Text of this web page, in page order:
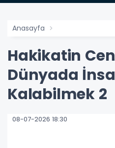
Anasayfa
Hakikatin
Dünyada
Kalabilmek 2
08-07-2026 18:30